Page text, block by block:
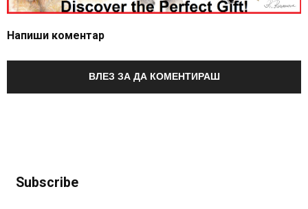
Напиши коментар
ВЛЕЗ ЗА ДА КОМЕНТИРАШ
Subscribe